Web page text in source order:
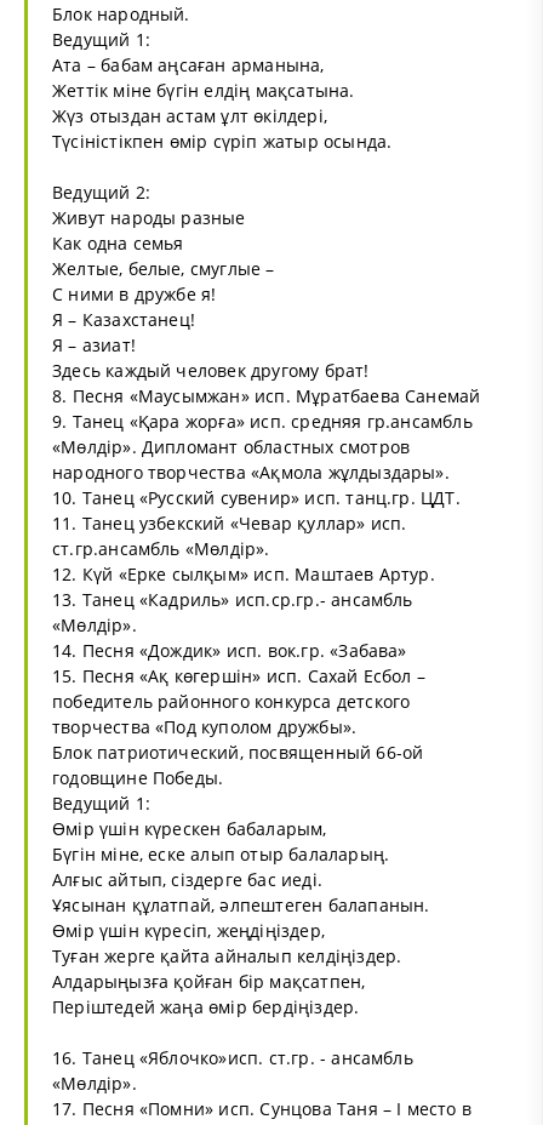
Блок народный.
Ведущий 1:
Ата – бабам аңсаған арманына,
Жеттік міне бүгін елдің мақсатына.
Жүз отыздан астам ұлт өкілдері,
Түсіністікпен өмір сүріп жатыр осында.
Ведущий 2:
Живут народы разные
Как одна семья
Желтые, белые, смуглые –
С ними в дружбе я!
Я – Казахстанец!
Я – азиат!
Здесь каждый человек другому брат!
8. Песня «Маусымжан» исп. Мұратбаева Санемай
9. Танец «Қара жорға» исп. средняя гр.ансамбль
«Мөлдір». Дипломант областных смотров
народного творчества «Ақмола жұлдыздары».
10. Танец «Русский сувенир» исп. танц.гр. ЦДТ.
11. Танец узбекский «Чевар қуллар» исп.
ст.гр.ансамбль «Мөлдір».
12. Күй «Ерке сылқым» исп. Маштаев Артур.
13. Танец «Кадриль» исп.ср.гр.- ансамбль
«Мөлдір».
14. Песня «Дождик» исп. вок.гр. «Забава»
15. Песня «Ақ көгершін» исп. Сахай Есбол –
победитель районного конкурса детского
творчества «Под куполом дружбы».
Блок патриотический, посвященный 66-ой
годовщине Победы.
Ведущий 1:
Өмір үшін күрескен бабаларым,
Бүгін міне, еске алып отыр балаларың.
Алғыс айтып, сіздерге бас иеді.
Ұясынан құлатпай, әлпештеген балапанын.
Өмір үшін күресіп, жеңдіңіздер,
Туған жерге қайта айналып келдіңіздер.
Алдарыңызға қойған бір мақсатпен,
Періштедей жаңа өмір бердіңіздер.
16. Танец «Яблочко»исп. ст.гр. - ансамбль
«Мөлдір».
17. Песня «Помни» исп. Сунцова Таня – І место в